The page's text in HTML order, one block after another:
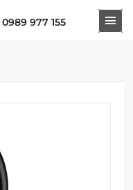
0989 977 155